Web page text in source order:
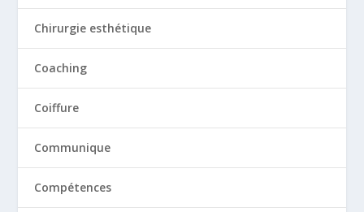
Chirurgie esthétique
Coaching
Coiffure
Communique
Compétences